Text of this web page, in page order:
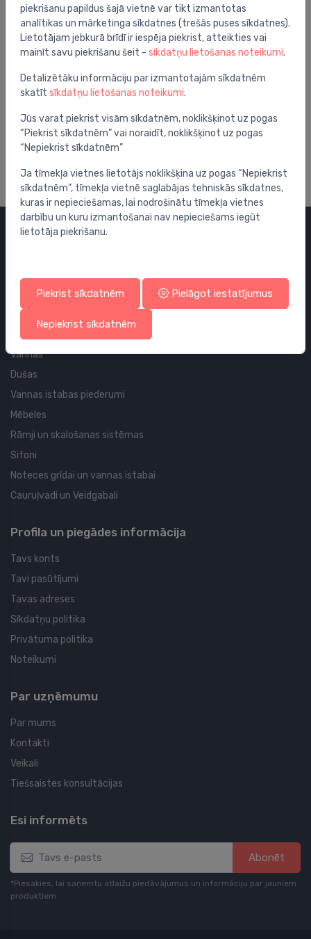
Iebūvējamās skalojamās kastes
200.74 €
Maisītāji
Izlietnes
Tualetes podi
Vannas
Dušas
Vannas istabas piederumi
Mēbeles
Rāmji un skalošanas sistēmas
Sifoni
Noteces grīdai un vannas istabai
Cauruļvadi un Veidgabali
Profila un piegādes informācija
Tavs konts
Tavi pasūtījumi
Tavas adreses
Sīkdatņu politika
Privātuma politika
Noteikumi
Par uzņēmumu
Par mums
Kontakti
Veikali
Tiešsaistes konsultācijas
Esi informēts
Abonēt
*Piesakies, lai saņemtu atlaižu piedāvājumus un informāciju par jauniem
produktiem
piekrišanu papildus šajā vietnē var tikt izmantotas
analītikas un mārketinga sīkdatnes (trešās puses sīkdatnes).
Lietotājam jebkurā brīdī ir iespēja piekrist, atteikties vai
mainīt savu piekrišanu šeit - sīkdatņu lietošanas noteikumi.
Detalizētāku informāciju par izmantotajām sīkdatnēm
skatīt sīkdatņu lietošanas noteikumi.
Jūs varat piekrist visām sīkdatnēm, noklikšķinot uz pogas
“Piekrist sīkdatnēm” vai noraidīt, noklikšķinot uz pogas
“Nepiekrist sīkdatnēm”
Ja tīmekļa vietnes lietotājs noklikšķina uz pogas “Nepiekrist
sīkdatnēm”, tīmekļa vietnē saglabājas tehniskās sīkdatnes,
kuras ir nepieciešamas, lai nodrošinātu tīmekļa vietnes
darbību un kuru izmantošanai nav nepieciešams iegūt
lietotāja piekrišanu.
Piekrist sīkdatnēm Pielāgot iestatījumus
Nepiekrist sīkdatnēm